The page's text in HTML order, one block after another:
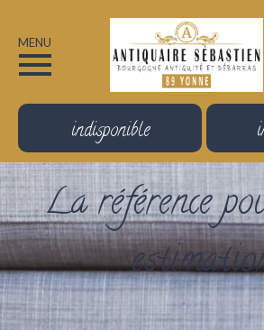
MENU
indisponible
La référence